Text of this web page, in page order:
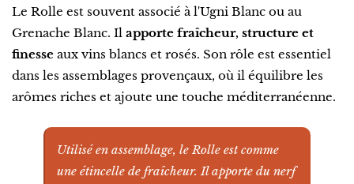
Le Rolle est souvent associé à l'Ugni Blanc ou au
Grenache Blanc. Il apporte fraîcheur, structure et
finesse aux vins blancs et rosés. Son rôle est essentiel
dans les assemblages provençaux, où il équilibre les
arômes riches et ajoute une touche méditerranéenne.
Utilisé en assemblage, le Rolle est comme
une étincelle de fraîcheur. Il apporte du nerf